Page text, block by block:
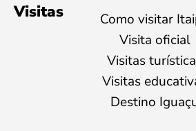
Visitas
Como visitar
Visita oficial
Visitas
Visitas
Destino